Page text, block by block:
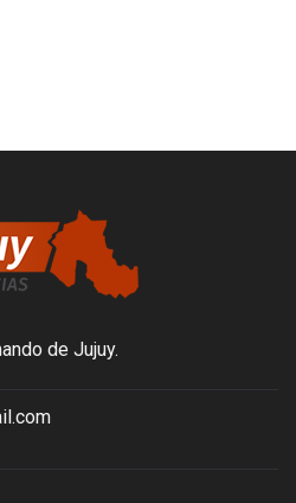
de Jujuy.